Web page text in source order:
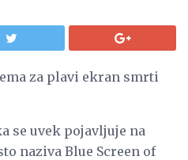
za plavi ekran smrti
se uvek pojavljuje na
naziva Blue Screen of